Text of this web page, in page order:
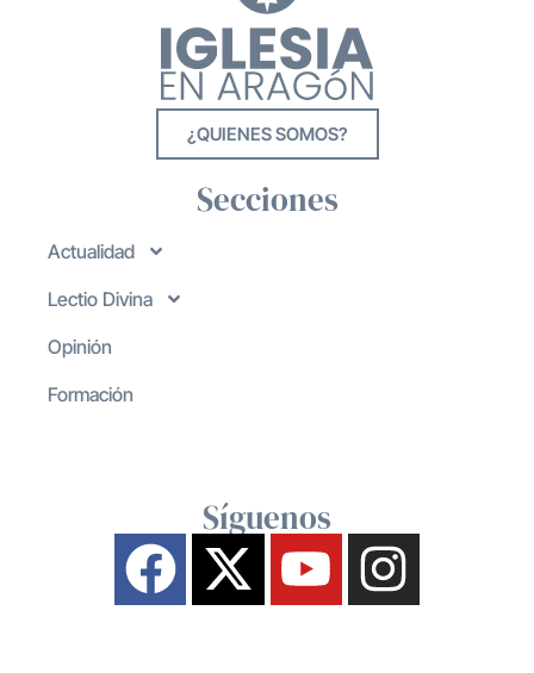
¿QUIENES SOMOS?
Secciones
Actualidad
Lectio Divina
Opinión
Formación
Síguenos